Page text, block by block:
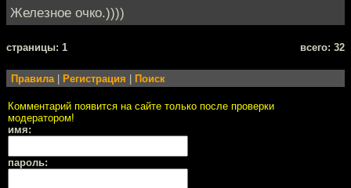
Железное очко.))))
cтраницы: 1 всего: 32
Правила Регистрация Поиск
Комментарий появится на сайте только после проверки
модератором!
имя:
пароль: